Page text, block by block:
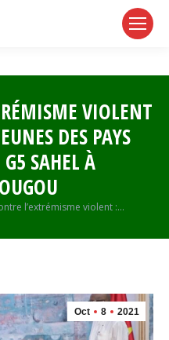
VIOLENT
DES PAYS
SAHEL À
l’extrémisme violent :…
Oct 8 2021